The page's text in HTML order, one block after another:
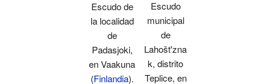
Escudo de
la localidad
de
Padasjoki,
en Vaakuna
(Finlandia).
Escudo
municipal
de
Lahošt'zna
k, distrito
Teplice, en